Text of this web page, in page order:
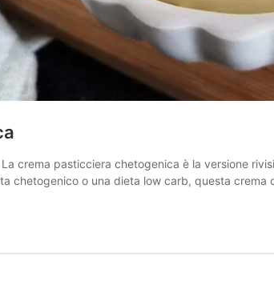
crema pasticciera chetogenica è la versione
chetogenico o una dieta low carb, questa